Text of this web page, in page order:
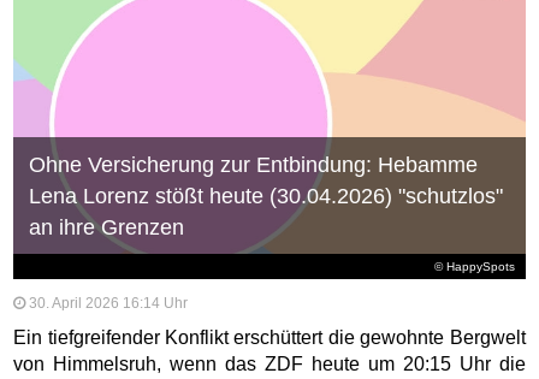
© HappySpots
Ohne Versicherung zur Entbindung: Hebamme
Lena Lorenz stößt heute (30.04.2026) "schutzlos"
an ihre Grenzen
30. April 2026 16:14 Uhr
Ein tiefgreifender Konflikt erschüttert die gewohnte Bergwelt
von Himmelsruh, wenn das ZDF heute um 20:15 Uhr die